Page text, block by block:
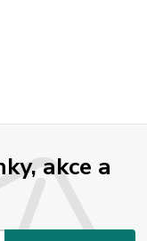
akce a